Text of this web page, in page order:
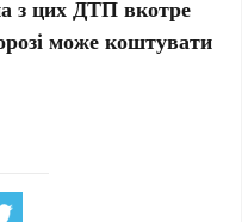
з цих ДТП вкотре
може коштувати